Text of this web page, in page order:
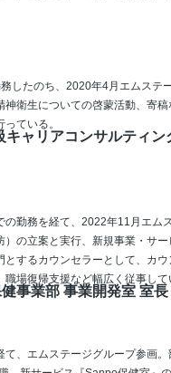
したのち、2020年4月エムステ
衛生についての啓蒙活動、寄
ている。
ャリアコンサルティン
勤務を経て、2022年11月エム
の立案と実行、新規事業・サー
するカウンセラーとして、カ
場復帰支援など幅広く従事して
事業部 事業開発室 室長
、エムステージグループ参画